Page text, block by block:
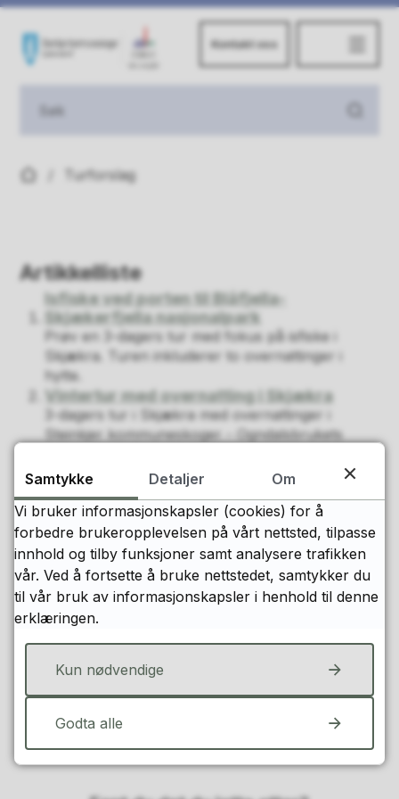
Kommuneskogene
Kontakt oss
Du er her:Turforslag
Artikkelliste
Isfiske ved porten til Blåfjella-
Skjækerfjella nasjonalpark
Prøv en 3-dagers tur med fokus på isfiske i
Skjækra. Turen inkluderer to overnattinger i
hytte.
Vintertur med overnatting i Skjækra
3-dagers tur i Skjækra med overnattinger i
Steinkjer kommuneskoger - Ogndalsbrukets
Trekanten, sommertur, - hytte til hytte-
tur i Ogndalsfjella
Turen starter i Mokk og vi anbefaler at man går
innover mot vår utleiehytte Lågvassbu for første
overnatting. Herfra går man videre til
Skjækerosstu f...
Norges geografiske Midtpunkt ligger i
Steinkjer
”Norges geografiske Midtpunkt” er offisielt
beregnet av Statens kartverk. Punktet ligger på
Steinkjer kommuneskoger-Ogndalsbruket KF sin
Samtykke Detaljer
Om
Vi bruker informasjonskapsler (cookies) for å
forbedre brukeropplevelsen på vårt nettsted, tilpasse
innhold og tilby funksjoner samt analysere trafikken
vår. Ved å fortsette å bruke nettstedet, samtykker du
til vår bruk av informasjonskapsler i henhold til denne
erklæringen.
Kun nødvendige
Godta alle